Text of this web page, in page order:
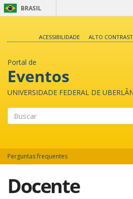
BRASIL
ACESSIBILIDADE
ALTO
Portal de
Eventos
UNIVERSIDADE FEDERAL DE
Perguntas frequentes
Docente